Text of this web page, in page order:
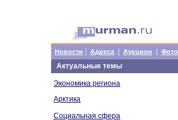
Новости Адреса Аукцион Фото
Актуальные темы
Экономика региона
Арктика
Социальная сфера